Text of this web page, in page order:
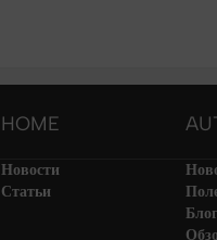
HOME
Новости
Статьи